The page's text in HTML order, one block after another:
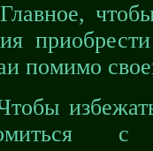
чтобы
помимо
избежать
с